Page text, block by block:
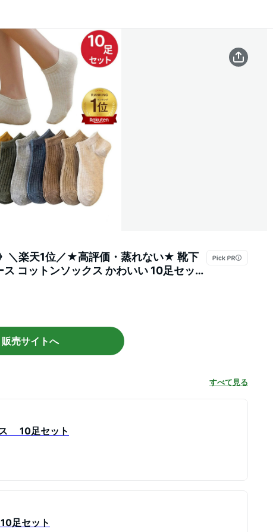
＼楽天1位／★高評価・蒸れない★ 靴下
コットンソックス かわいい 10足セット
くつ下 蒸れない 脱げない ショート 22-
販売サイトへ
すべて見る
ス 10足セット
足セット